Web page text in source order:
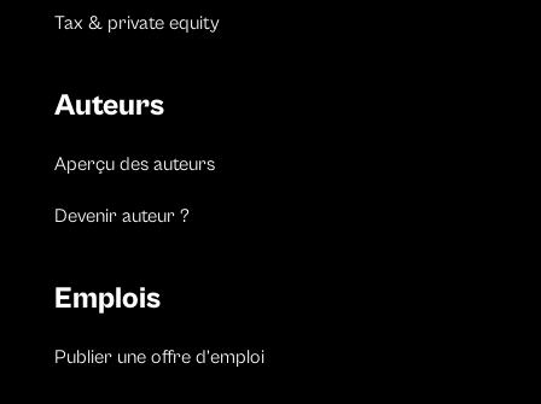
Tax & private equity
Auteurs
Aperçu des auteurs
Devenir auteur ?
Emplois
Publier une offre d’emploi